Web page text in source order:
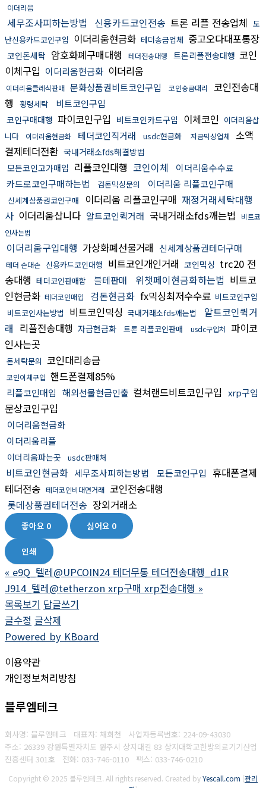
이더리움
세무조사피하는방법 신용카드코인전송 트론 리플 전송업체 도
난신용카드코인구입 이더리움현금화 테더송금업체 중고오다대포통장
코인돈세탁 암호화폐구매대행 테더전송대행 트론리플전송대행 코인
이체구입 이더리움현금화 이더리움
이더리움클레식판매 문화상품권비트코인구입 코인송금대리
코인전송대
행
횡령세탁 비트코인구입
코인구매대행 파이코인구입 비트코인카드구입 이체코인 이더리움삽
니다
이더리움현금화 테더코인직거래 usdc현금화 자금믹싱업체
소액
결제테더전환 국내거래소fds해결방법
모든코인고가매입 리플코인대행 코인이체
이더리움수수료
카드로코인구매하는법
검돈믹싱문의 이더리움 리플코인구매
신세계상품권코인구매 이더리움 리플코인구매 재정거래세탁대행
사 이더리움삽니다 알트코인퀵거래 국내거래소fds깨는법
비트코
인사는법
이더리움구입대행 가상화폐선물거래 신세계상품권테더구매
테더 손대손 신용카드코인대행 비트코인개인거래 코인믹싱 trc20 전
송대행 테더코인판매함 블테판매 위챗페이현금화하는법 비트코
인현금화 테더코인매입 검돈현금화 fx믹싱최저수수료 비트코인구입
비트코인사는방법
비트코인믹싱 국내거래소fds깨는법
알트코인퀵거
래 리플전송대행 자금현금화 트론 리플코인판매 usdc구입처
파이코
인사는곳
돈세탁문의 코인대리송금
코인이체구입 핸드폰결제85%
리플코인매입 해외선물현금인출 컬쳐랜드비트코인구입 xrp구입
문상코인구입
이더리움현금화
이더리움리플
이더리움파는곳 usdc판매처
비트코인현금화 세무조사피하는방법 모든코인구입 휴대폰결제
테더전송 테더코인비대면거래 코인전송대행
롯데상품권테더전송 장외거래소
좋아요 0 싫어요 0
인쇄
« e9Q_텔레@UPCOIN24 테더무통 테더전송대행_d1R
J914_텔레@tetherzon xrp구매 xrp전송대행 »
목록보기 답글쓰기
글수정 글삭제
Powered by KBoard
이용약관
개인정보처리방침
블루엠테크
회사명: 블루엠테크 대표자: 채희천 사업자등록번호: 224-09-43030
주소: 26339 강원특별자치도 원주시 상지대길 83 상지대학교한방의료기기산업
진흥센터 301호 전화: 033-746-0110 팩스: 033-746-0210
Copyright © 2025 블루엠테크. All rights reserved. Created byYescall.com [관리